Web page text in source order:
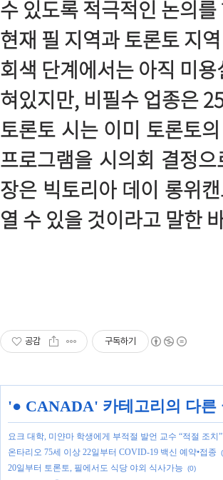
수 있도록 적극적인 논의
현재 필 지역과 토론토 지
회색 단계에서는 아직 미
혀있지만, 비필수 업종은
토론토 시는 이미 토론토
프로그램을 시의회 결정
장은 빅토리아 데이 롱위
열 수 있을 것이라고 말한
공감 구독하기
'● CANADA' 카테고리의 다른
요크 대학, 미얀마 학생에게 부적절 발언 교수 “적절 조치”
온타리오 75세 이상 22일부터 COVID-19 백신 예약•접종
20일부터 토론토, 필에서도 식당 야외 식사가능 (0)